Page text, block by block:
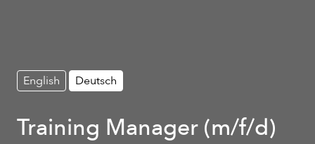
English Deutsch
Training Manager (m/f/d)